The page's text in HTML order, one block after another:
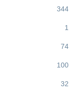
344
1
74
100
32